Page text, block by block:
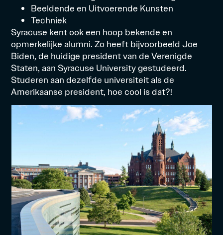
Beeldende en Uitvoerende Kunsten
Techniek
Syracuse kent ook een hoop bekende en
opmerkelijke alumni. Zo heeft bijvoorbeeld Joe
Biden, de huidige president van de Verenigde
Staten, aan Syracuse University gestudeerd.
Studeren aan dezelfde universiteit als de
Amerikaanse president, hoe cool is dat?!